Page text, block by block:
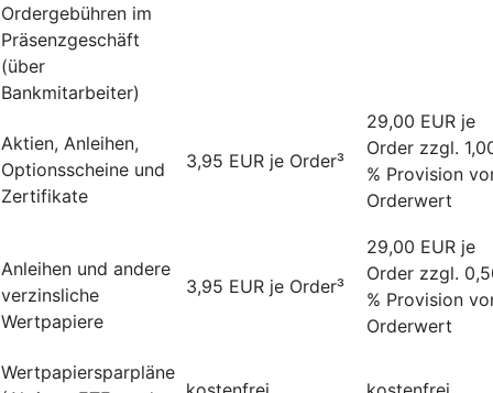
Ordergebühren im
Präsenzgeschäft
(über
Bankmitarbeiter)
Aktien, Anleihen,
Optionsscheine und
Zertifikate
3,95 EUR je Order³
29,00 EUR je
Order zzgl.
% Provision
Orderwert
Anleihen und andere
verzinsliche
Wertpapiere
3,95 EUR je Order³
29,00 EUR je
Order zzgl.
% Provision
Orderwert
Wertpapiersparpläne